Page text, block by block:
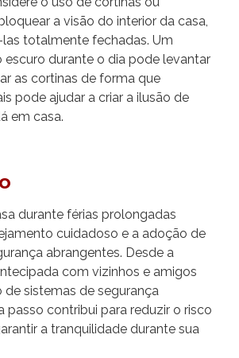
a visão do interior da casa,
totalmente fechadas. Um
escuro durante o dia pode levantar
as cortinas de forma que
pode ajudar a criar a ilusão de
em casa.
durante férias prolongadas
cuidadoso e a adoção de
abrangentes. Desde a
com vizinhos e amigos
de sistemas de segurança
passo contribui para reduzir o risco
a tranquilidade durante sua